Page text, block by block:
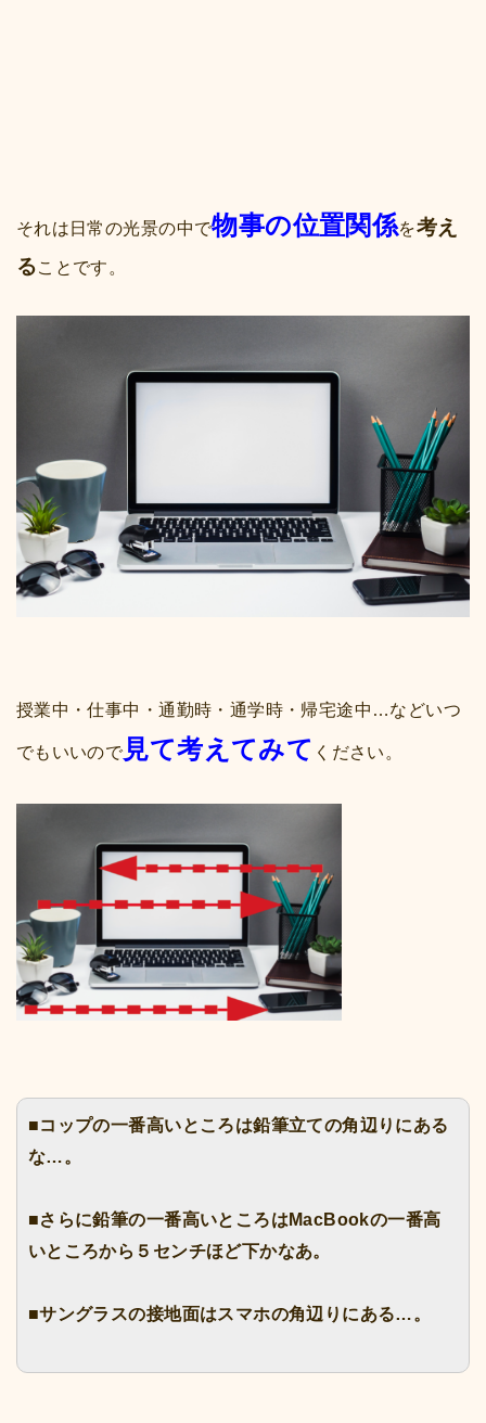
それは日常の光景の中で物事の位置関係を考え
ることです。
授業中・仕事中・通勤時・通学時・帰宅途中…などいつ
でもいいので見て考えてみて ください。
■コップの一番高いところは鉛筆立ての角辺りにある
な…。
■さらに鉛筆の一番高いところはMacBookの一番高
いところから５センチほど下かなあ。
■サングラスの接地面はスマホの角辺りにある…。